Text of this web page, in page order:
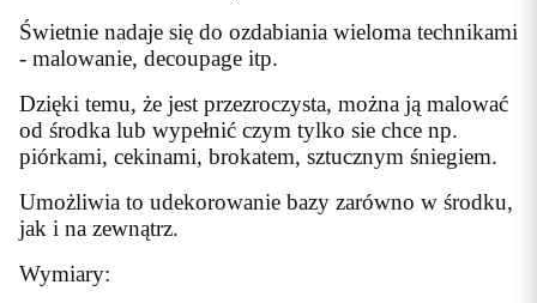
Świetnie nadaje się do ozdabiania wieloma technikami
- malowanie, decoupage itp.
Dzięki temu, że jest przezroczysta, można ją malować
od środka lub wypełnić czym tylko sie chce np.
piórkami, cekinami, brokatem, sztucznym śniegiem.
Umożliwia to udekorowanie bazy zarówno w środku,
jak i na zewnątrz.
Wymiary: